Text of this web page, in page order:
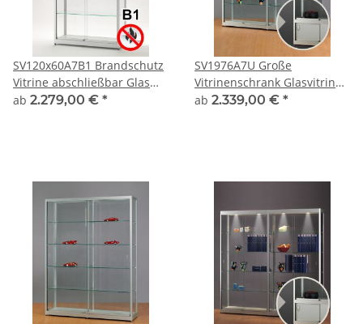
SV120x60A7B1 Brandschutz
Vitrine abschließbar Glas
Alu Silber mit 60cm Tiefe
ab 2.279,00 € *
SV1976A7U Große
Vitrinenschrank Glasvitrine
Vitrine mit Unterschrank
Vitrinenschrank
ab 2.339,00 € *